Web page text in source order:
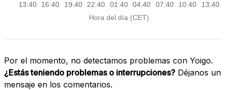
Por el momento, no detectamos problemas con Yoigo.
¿Estás teniendo problemas o interrupciones? Déjanos un
mensaje en los comentarios.